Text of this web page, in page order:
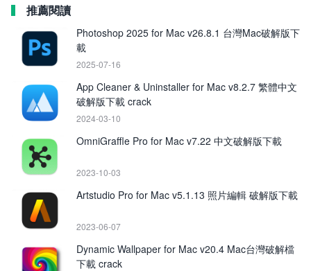
推薦閱讀
Photoshop 2025 for Mac v26.8.1 台灣Mac破解版下
載
2025-07-16
App Cleaner & Uninstaller for Mac v8.2.7 繁體中文
破解版下載 crack
2024-03-10
OmniGraffle Pro for Mac v7.22 中文破解版下載
2023-10-03
Artstudio Pro for Mac v5.1.13 照片編輯 破解版下載
2023-06-07
Dynamic Wallpaper for Mac v20.4 Mac台灣破解檔
下載 crack